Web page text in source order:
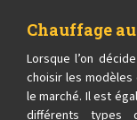
Chauffage
Lorsque l’on
choisir les
le marché. Il est
différents types